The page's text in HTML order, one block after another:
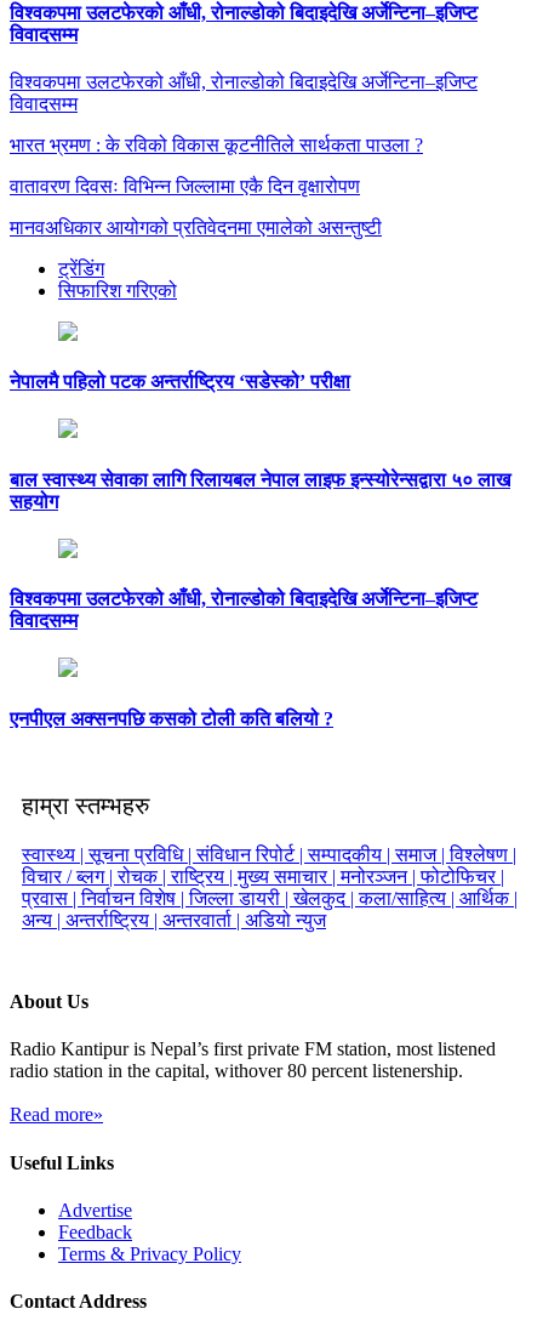
विश्वकपमा उलटफेरको आँधी, रोनाल्डोको बिदाइदेखि अर्जेन्टिना–इजिप्ट
विवादसम्म
विश्वकपमा उलटफेरको आँधी, रोनाल्डोको बिदाइदेखि अर्जेन्टिना–इजिप्ट
विवादसम्म
भारत भ्रमण : के रविको विकास कूटनीतिले सार्थकता पाउला ?
वातावरण दिवसः विभिन्न जिल्लामा एकै दिन वृक्षारोपण
मानवअधिकार आयोगको प्रतिवेदनमा एमालेको असन्तुष्टी
ट्रेंडिंग
सिफारिश गरिएको
नेपालमै पहिलो पटक अन्तर्राष्ट्रिय ‘सडेस्को’ परीक्षा
बाल स्वास्थ्य सेवाका लागि रिलायबल नेपाल लाइफ इन्स्योरेन्सद्वारा ५० लाख
सहयोग
विश्वकपमा उलटफेरको आँधी, रोनाल्डोको बिदाइदेखि अर्जेन्टिना–इजिप्ट
विवादसम्म
एनपीएल अक्सनपछि कसको टोली कति बलियो ?
हाम्रा स्तम्भहरु
स्वास्थ्य |सूचना प्रविधि |संविधान रिपोर्ट |सम्पादकीय |समाज |विश्लेषण |
विचार / ब्लग |रोचक |राष्ट्रिय |मुख्य समाचार |मनोरञ्जन |फोटोफिचर |
प्रवास |निर्वाचन विशेष |जिल्ला डायरी |खेलकुद |कला/साहित्य | आर्थिक |
अन्य | अन्तर्राष्ट्रिय | अन्तरवार्ता | अडियो न्युज
About Us
Radio Kantipur is Nepal’s first private FM station, most listened
radio station in the capital, withover 80 percent listenership.
Read more»
Useful Links
Advertise
Feedback
Terms & Privacy Policy
Contact Address